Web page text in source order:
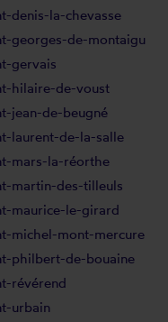
denis-la-chevasse
georges-de-montaigu
gervais
hilaire-de-voust
jean-de-beugné
laurent-de-la-salle
mars-la-réorthe
martin-des-tilleuls
maurice-le-girard
michel-mont-mercure
philbert-de-bouaine
révérend
urbain